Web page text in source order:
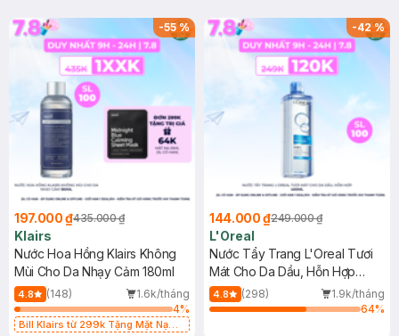
-55%
197.000 ₫435.000 ₫
Klairs
Nước Hoa Hồng Klairs Không
Mùi Cho Da Nhạy Cảm 180ml
4.8 (148)
1.6k/tháng
4%
Bill Klairs từ 299k Tặng Mặt Nạ
-42%
144.000 ₫249.000 ₫
L'Oreal
Nước Tẩy Trang L'Oreal Tươi
Mát Cho Da Dầu, Hỗn Hợp
400ml
4.8 (298)
1.9k/tháng
64%